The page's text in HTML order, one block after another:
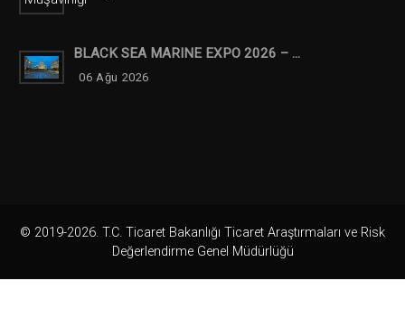
BLACK SEA MARINE EXPO 2026 – ...
06 Ağu 2026
© 2019-2026. T.C. Ticaret Bakanlığı Ticaret Araştırmaları ve Risk
Değerlendirme Genel Müdürlüğü